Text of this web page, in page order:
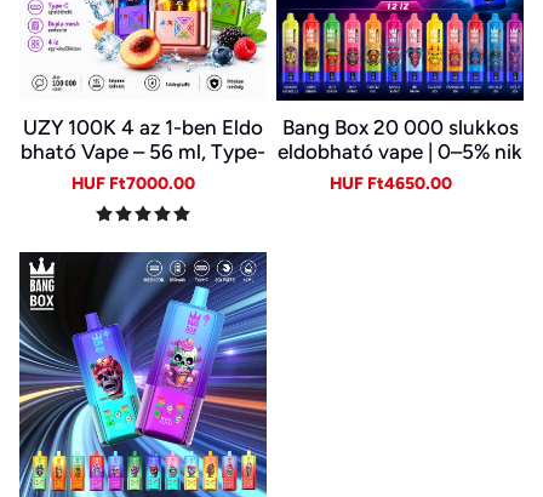
UZY 100K 4 az 1-ben Eldo
bható Vape – 56 ml, Type-
C, LED kijelző | 4 Íz Egy Ké
szülékben
Sale
HUF Ft7000.00
Bang Box 20 000 slukkos
eldobható vape | 0–5% nik
otin | újratölthető, Type-C
Sale
HUF Ft4650.00